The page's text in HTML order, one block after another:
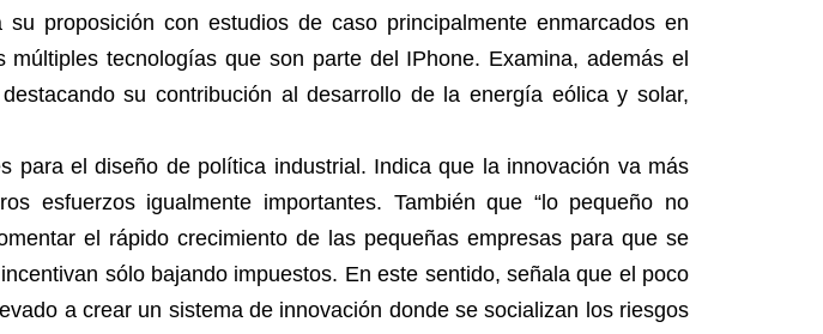
proposición con estudios de caso principalmente enmarcados en
tecnologías que son parte del IPhone. Examina, además el
su contribución al desarrollo de la energía eólica y solar,
el diseño de política industrial. Indica que la innovación va más
esfuerzos igualmente importantes. También que “lo pequeño no
el rápido crecimiento de las pequeñas empresas para que se
sólo bajando impuestos. En este sentido, señala que el poco
a crear un sistema de innovación donde se socializan los riesgos